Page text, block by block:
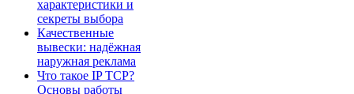
характеристики и
секреты выбора
Качественные
вывески: надёжная
наружная реклама
Что такое IP TCP?
Основы работы